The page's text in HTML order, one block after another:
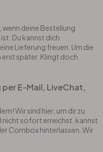
deine Bestellung
Du kannst dich
Lieferung freuen. Um die
später. Klingt doch
E-Mail, LiveChat,
Wir sind hier, um dir zu
nicht sofort erreichst, kannst
Combox hinterlassen. Wir